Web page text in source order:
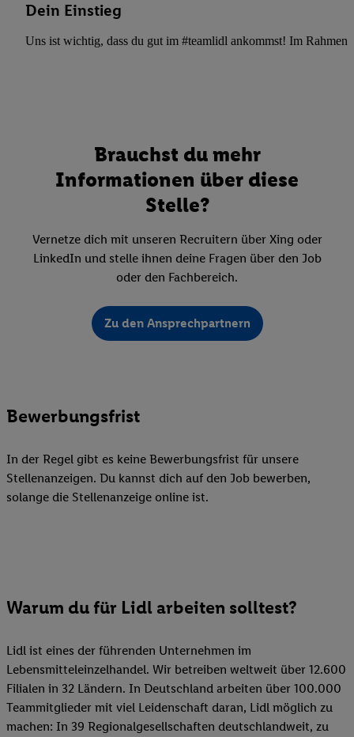
Dein Einstieg
Uns ist wichtig, dass du gut im #teamlidl ankommst! Im Rahmen
Brauchst du mehr
Informationen über diese
Stelle?
Vernetze dich mit unseren Recruitern über Xing oder
LinkedIn und stelle ihnen deine Fragen über den Job
oder den Fachbereich.
Zu den Ansprechpartnern
Bewerbungsfrist
In der Regel gibt es keine Bewerbungsfrist für unsere
Stellenanzeigen. Du kannst dich auf den Job bewerben,
solange die Stellenanzeige online ist.
Warum du für Lidl arbeiten solltest?
Lidl ist eines der führenden Unternehmen im
Lebensmitteleinzelhandel. Wir betreiben weltweit über 12.600
Filialen in 32 Ländern. In Deutschland arbeiten über 100.000
Teammitglieder mit viel Leidenschaft daran, Lidl möglich zu
machen: In 39 Regionalgesellschaften deutschlandweit, zu